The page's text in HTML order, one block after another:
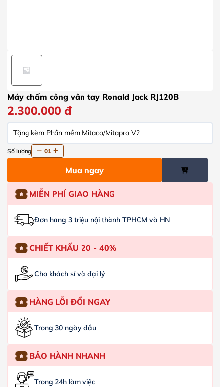
Máy chấm công vân tay Ronald Jack RJ120B
2.300.000 đ
Tặng kèm Phần mềm Mitaco/Mitapro V2
Số lượng 01
Mua ngay
MIỄN PHÍ GIAO HÀNG
Đơn hàng 3 triệu nội thành TPHCM và HN
CHIẾT KHẤU 20 - 40%
Cho khách sỉ và đại lý
HÀNG LỖI ĐỔI NGAY
Trong 30 ngày đầu
BẢO HÀNH NHANH
Trong 24h làm việc